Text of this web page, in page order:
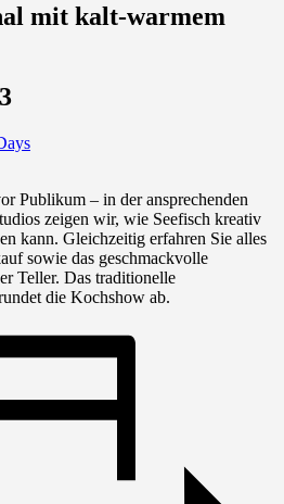
mit kalt-warmem
Publikum – in der ansprechenden
zeigen wir, wie Seefisch kreativ
kann. Gleichzeitig erfahren Sie alles
sowie das geschmackvolle
Teller. Das traditionelle
die Kochshow ab.